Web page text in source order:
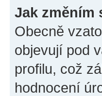
Jak změním
Obecně
objevují pod
profilu, což
hodnocení